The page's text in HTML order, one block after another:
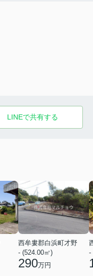
LINEで共有する
西牟婁郡白浜町才野
- (524.00㎡)
290万円
-